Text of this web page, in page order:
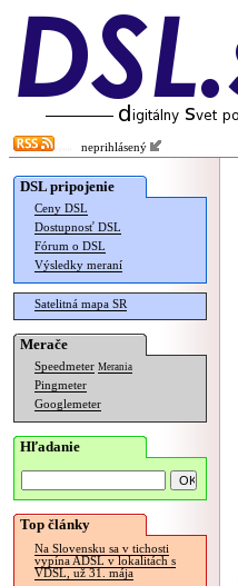
neprihlásený
DSL pripojenie
Ceny DSL
Dostupnosť DSL
Fórum o DSL
Výsledky meraní
Satelitná mapa SR
Merače
Speedmeter Merania
Pingmeter
Googlemeter
Hľadanie
Top články
Na Slovensku sa v tichosti
vypína ADSL v lokalitách s
VDSL, už 31. mája